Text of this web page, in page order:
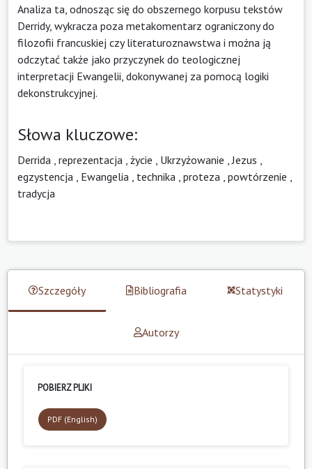
Analiza ta, odnosząc się do obszernego korpusu tekstów
Derridy, wykracza poza metakomentarz ograniczony do
filozofii francuskiej czy literaturoznawstwa i można ją
odczytać także jako przyczynek do teologicznej
interpretacji Ewangelii, dokonywanej za pomocą logiki
dekonstrukcyjnej.
Słowa kluczowe:
Derrida reprezentacja życie Ukrzyżowanie ,Jezus
egzystencja
Ewangelia technika proteza powtórzenie
tradycja
Szczegóły Bibliografia Statystyki
Autorzy
POBIERZ PLIKI
PDF (English)